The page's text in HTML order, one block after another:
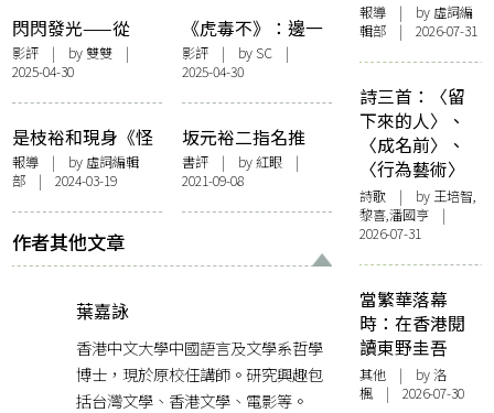
閃閃發光——從
《貓貓的奇幻漂
流》中的魚談起
影評 | by 雙雙 |
2025-04-30
《虎毒不》：邊一
個發明了母職
影評| by SC |
2025-04-30
是枝裕和現身《怪
物》映後談 親述與
坂本龍一合作緣起
邀坂元裕二編寫愛
情電影
報導 | by 虛詞編輯
部 | 2024-03-19
坂元裕二指名推
介：今日文青，必
讀今村夏子《紫色
裙子的女人》
書評| by紅眼|
2021-09-08
作者其他文章
葉嘉詠
香港中文大學中國語言及文學系哲學
博士，現於原校任講師。研究興趣包
括台灣文學、香港文學、電影等。
報導 | by 虛詞編
輯部 | 2026-07-31
詩三首：〈留
下來的人〉、
〈成名前〉、
〈行為藝術〉
詩歌 | by 王培智,
黎喜,潘國亨 |
2026-07-31
當繁華落幕
時：在香港閱
讀東野圭吾
其他 | by洛
楓 | 2026-07-30